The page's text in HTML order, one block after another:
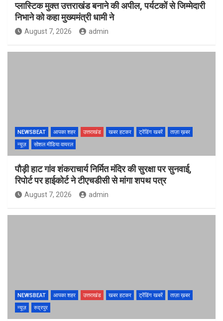
प्लास्टिक मुक्त उत्तराखंड बनाने की अपील, पर्यटकों से जिम्मेदारी
निभाने को कहा मुख्यमंत्री धामी ने
August 7, 2026 admin
NEWSBEAT आपका शहर उत्तराखंड खबर हटकर ट्रेंडिंग खबरें
ताज़ा ख़बर
न्यूज़
सोशल मीडिया वायरल
पौड़ी हाट गांव शंकराचार्य निर्मित मंदिर की सुरक्षा पर सुनवाई,
रिपोर्ट पर हाईकोर्ट ने टीएचडीसी से मांगा शपथ पत्र
August 7, 2026 admin
NEWSBEAT आपका शहर उत्तराखंड खबर हटकर ट्रेंडिंग खबरें
ताज़ा ख़बर
न्यूज़
रुद्रपुर